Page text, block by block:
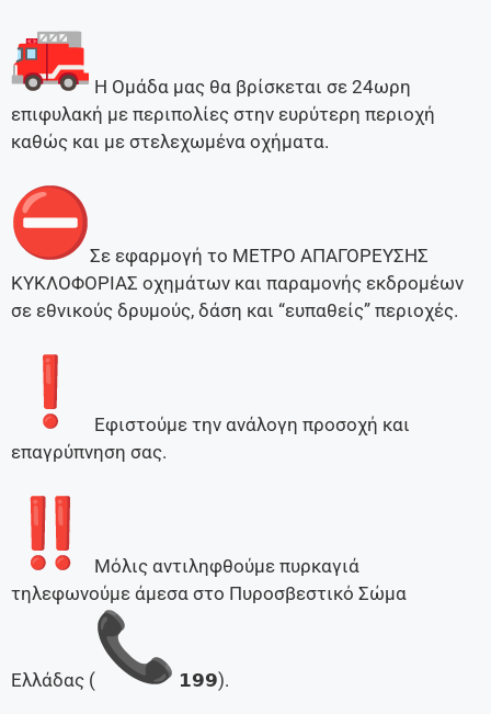
Η Ομάδα μας θα βρίσκεται σε 24ωρη
επιφυλακή με περιπολίες στην ευρύτερη περιοχή
καθώς και με στελεχωμένα οχήματα.
Σε εφαρμογή το ΜΕΤΡΟ ΑΠΑΓΟΡΕΥΣΗΣ
ΚΥΚΛΟΦΟΡΙΑΣ οχημάτων και παραμονής εκδρομέων
σε εθνικούς δρυμούς, δάση και “ευπαθείς” περιοχές.
Εφιστούμε την ανάλογη προσοχή και
επαγρύπνηση σας.
Μόλις αντιληφθούμε πυρκαγιά
τηλεφωνούμε άμεσα στο Πυροσβεστικό Σώμα
Ελλάδας ( 𝟭𝟵𝟵).